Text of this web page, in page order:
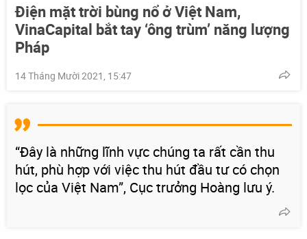
Điện mặt trời bùng nổ ở Việt Nam,
VinaCapital bắt tay ‘ông trùm’ năng lượng
Pháp
14 Tháng Mười 2021, 15:47
“Đây là những lĩnh vực chúng ta rất cần thu
hút, phù hợp với việc thu hút đầu tư có chọn
lọc của Việt Nam”, Cục trưởng Hoàng lưu ý.